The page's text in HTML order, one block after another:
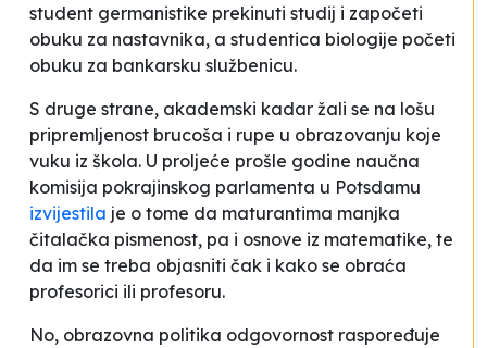
student germanistike prekinuti studij i započeti
obuku za nastavnika, a studentica biologije početi
obuku za bankarsku službenicu.
S druge strane, akademski kadar žali se na lošu
pripremljenost brucoša i rupe u obrazovanju koje
vuku iz škola. U proljeće prošle godine naučna
komisija pokrajinskog parlamenta u Potsdamu
izvijestila je o tome da maturantima manjka
čitalačka pismenost, pa i osnove iz matematike, te
da im se treba objasniti čak i kako se obraća
profesorici ili profesoru.
No, obrazovna politika odgovornost raspoređuje